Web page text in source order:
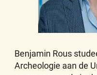
Benjamin Rous
Archeologie aan de